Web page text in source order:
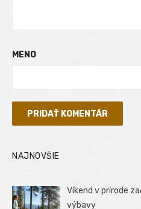
MENO
NAJNOVŠIE
Víkend v prírode
výbavy